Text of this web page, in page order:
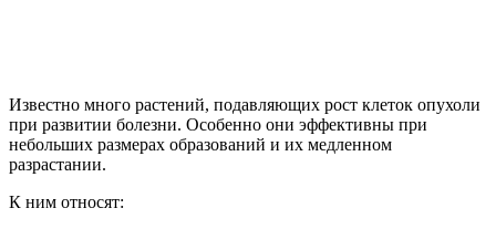
Известно много растений, подавляющих рост клеток опухоли
при развитии болезни. Особенно они эффективны при
небольших размерах образований и их медленном
разрастании.
К ним относят: